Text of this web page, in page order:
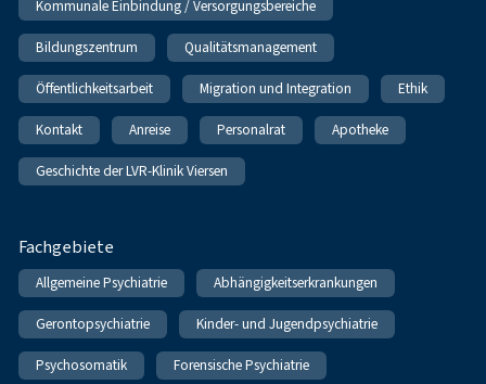
Kommunale Einbindung / Versorgungsbereiche
Bildungszentrum Qualitätsmanagement
Öffentlichkeitsarbeit Migration und Integration Ethik
Kontakt Anreise Personalrat Apotheke
Geschichte der LVR-Klinik Viersen
Fachgebiete
Allgemeine Psychiatrie Abhängigkeitserkrankungen
Gerontopsychiatrie Kinder- und Jugendpsychiatrie
Psychosomatik Forensische Psychiatrie